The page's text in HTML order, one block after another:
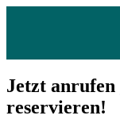
Jetzt anrufen
reservieren!